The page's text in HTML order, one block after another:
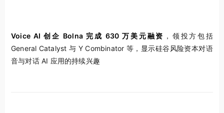
Voice AI 创企 Bolna 完成 630 万美元融资 ，领投方包括
General Catalyst 与 Y Combinator 等，显示硅谷风险资本对语
音与对话 AI 应用的持续兴趣